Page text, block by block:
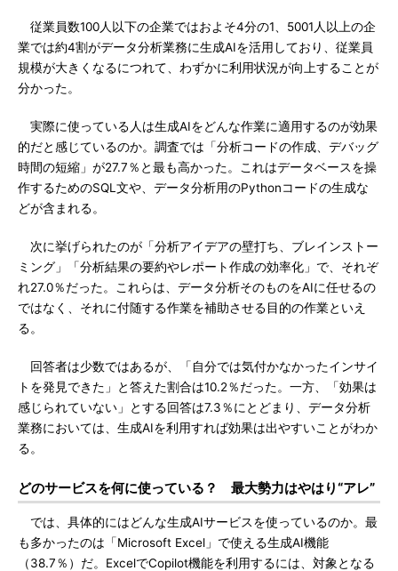
従業員数100人以下の企業ではおよそ4分の1、5001人以上の企
業では約4割がデータ分析業務に生成AIを活用しており、従業員
規模が大きくなるにつれて、わずかに利用状況が向上することが
分かった。
実際に使っている人は生成AIをどんな作業に適用するのが効果
的だと感じているのか。調査では「分析コードの作成、デバッグ
時間の短縮」が27.7％と最も高かった。これはデータベースを操
作するためのSQL文や、データ分析用のPythonコードの生成な
どが含まれる。
次に挙げられたのが「分析アイデアの壁打ち、ブレインストー
ミング」「分析結果の要約やレポート作成の効率化」で、それぞ
れ27.0％だった。これらは、データ分析そのものをAIに任せるの
ではなく、それに付随する作業を補助させる目的の作業といえ
る。
回答者は少数ではあるが、「自分では気付かなかったインサイ
トを発見できた」と答えた割合は10.2％だった。一方、「効果は
感じられていない」とする回答は7.3％にとどまり、データ分析
業務においては、生成AIを利用すれば効果は出やすいことがわか
る。
どのサービスを何に使っている？ 最大勢力はやはり“アレ”
では、具体的にはどんな生成AIサービスを使っているのか。最
も多かったのは「Microsoft Excel」で使える生成AI機能
（38.7％）だ。ExcelでCopilot機能を利用するには、対象となる